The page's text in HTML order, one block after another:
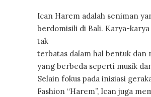
Ican Harem adalah seniman
berdomisili di Bali. Karya-
tak
terbatas dalam hal bentuk dan
yang berbeda seperti musik
Selain fokus pada inisiasi
Fashion “Harem”, Ican juga